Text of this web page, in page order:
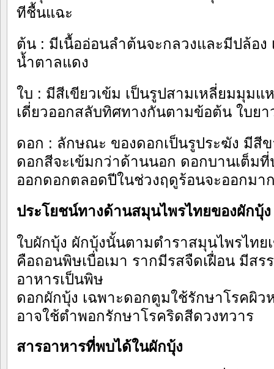
ทีชื้นแฉะ
ต้น : มีเนื้ออ่อนลำต้นจะกลวงและมีปล้อง
น้ำตาลแดง
ใบ : มีสีเขียวเข้ม เป็นรูปสามเหลี่ยมมุมแ
เดี่ยวออกสลับทิศทางกันตามข้อต้น ใบยา
ดอก : ลักษณะ ของดอกเป็นรูประฆัง มีสี
ดอกสีจะเข้มกว่าด้านนอก ดอกบานเต็ม
ออกดอกตลอดปีในช่วงฤดูร้อนจะออกมา
ประโยชน์ทางด้านสมุนไพรไทยของผักบุ้ง
ใบผักบุ้ง ผักบุ้งนั้นตามตำราสมุนไพรไท
คือถอนพิษเบื่อเมา รากมีรสจืดเฝื่อน มีส
อาหารเป็นพิษ
ดอกผักบุ้ง เฉพาะดอกตูมใช้รักษาโรคผิ
อาจใช้ตำพอกรักษาโรคริดสีดวงทวาร
สารอาหารที่พบได้ในผักบุ้ง